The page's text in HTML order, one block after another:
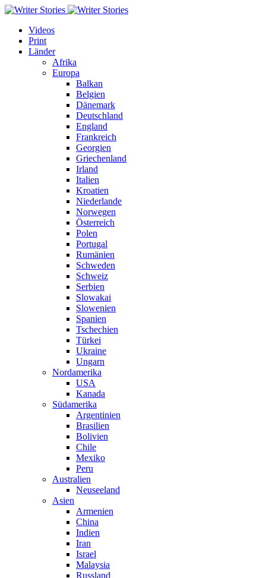
Videos
Print
Länder
Afrika
Europa
Balkan
Belgien
Dänemark
Deutschland
England
Frankreich
Georgien
Griechenland
Irland
Italien
Kroatien
Niederlande
Norwegen
Österreich
Polen
Portugal
Rumänien
Schweden
Schweiz
Serbien
Slowakai
Slowenien
Spanien
Tschechien
Türkei
Ukraine
Ungarn
Nordamerika
USA
Kanada
Südamerika
Argentinien
Brasilien
Bolivien
Chile
Mexiko
Peru
Australien
Neuseeland
Asien
Armenien
China
Indien
Iran
Israel
Malaysia
Russland